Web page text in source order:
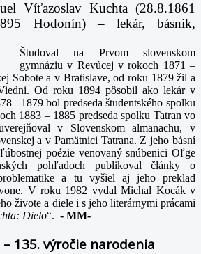
Víťazoslav Kuchta (28.8.1861
Hodonín) – lekár, básnik,
Študoval na Prvom slovenskom
gymnáziu v Revúcej v rokoch 1871 –
Sobote a v Bratislave, od roku 1879 žil a
Od roku 1894 pôsobil ako lekár v
–1879 bol predseda študentského spolku
1883 – 1885 predseda spolku Tatran vo
v Slovenskom almanachu, v
a v Pamätnici Tatrana. Z jeho básní
poézie venovaný snúbenici Oľge
pohľadoch publikoval články o
a tu vyšiel aj jeho preklad
V roku 1982 vydal Michal Kocák v
živote a diele i s jeho literárnymi prácami
Dielo“. - MM-
135. výročie narodenia